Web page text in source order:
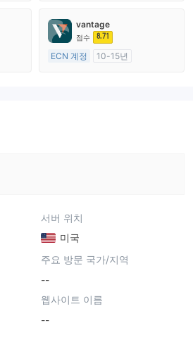
외환 거래 라이선스 (MM)
마스터 레이블 MT4
vantage
점수 8.71
ECN 계정
10-15년
서버 위치
미국
주요 방문 국가/지역
--
웹사이트 이름
--